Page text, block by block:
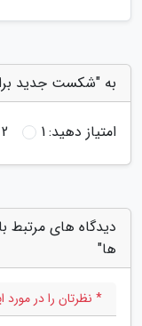
به "شکست جدید
امتیاز دهید:1
2
دیدگاه های مرتبط
ها"
* نظرتان را در مورد